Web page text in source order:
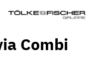
Combi